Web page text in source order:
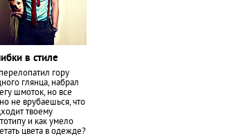
в стиле
гору
глянца, набрал
шмоток, но все
не врубаешься, что
твоему
и как умело
цвета в одежде?